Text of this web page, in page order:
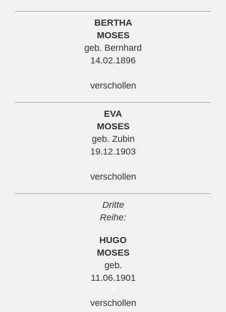
BERTHA
MOSES
geb. Bernhard
14.02.1896
verschollen
EVA
MOSES
geb. Zubin
19.12.1903
verschollen
Dritte
Reihe:
HUGO
MOSES
geb.
11.06.1901
verschollen